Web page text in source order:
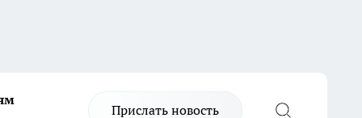
Прислать новость